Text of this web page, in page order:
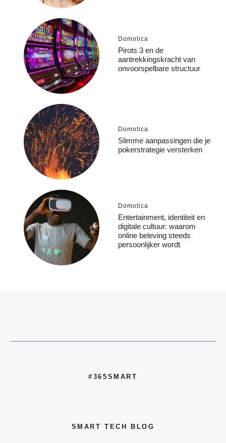
Domotica
Pirots 3 en de
aantrekkingskracht van
onvoorspelbare structuur
Domotica
Slimme aanpassingen die je
pokerstrategie versterken
Domotica
Entertainment, identiteit en
digitale cultuur: waarom
online beleving steeds
persoonlijker wordt
#365SMART
SMART TECH BLOG